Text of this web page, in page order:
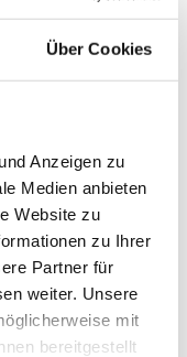
Über Cookies
Anzeigen zu
Medien anbieten
Website zu
zu Ihrer
Partner für
weiter. Unsere
mit
bereitgestellt